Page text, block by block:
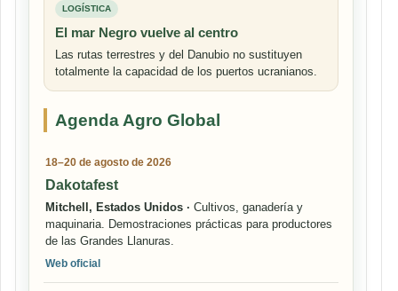
LOGÍSTICA
El mar Negro vuelve al centro
Las rutas terrestres y del Danubio no sustituyen
totalmente la capacidad de los puertos ucranianos.
Agenda Agro Global
18–20 de agosto de 2026
Dakotafest
Mitchell, Estados Unidos · Cultivos, ganadería y
maquinaria. Demostraciones prácticas para productores
de las Grandes Llanuras.
Web oficial